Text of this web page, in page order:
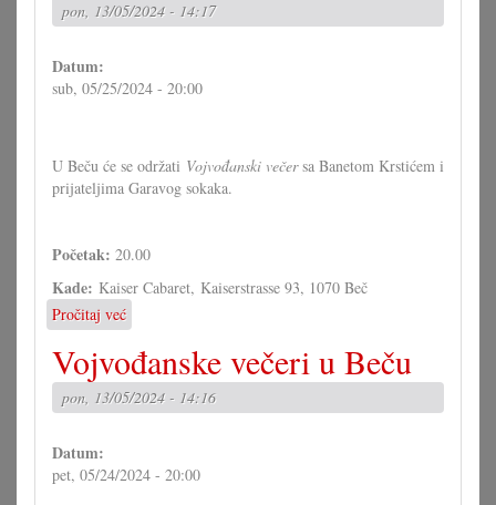
sa
pon, 13/05/2024 - 14:17
Datum:
sub, 05/25/2024 - 20:00
U Beču će se održati Vojvođanski večersa Banetom Krstićem i
prijateljima Garavog sokaka.
Početak: 20.00
Kade: Kaiser Cabaret, Kaiserstrasse 93, 1070 Beč
Pročitaj već
Vojvođanske
večeri
u
Beču
Vojvođanske večeri u Beču
pon, 13/05/2024 - 14:16
Datum:
pet, 05/24/2024 - 20:00